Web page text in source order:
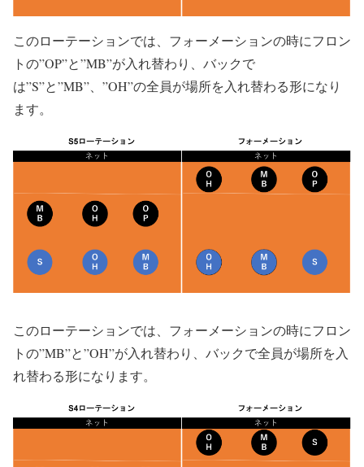
このローテーションでは、フォーメーションの時にフロン
トの”OP”と”MB”が入れ替わり、バックで
は”S”と”MB”、”OH”の全員が場所を入れ替わる形になり
ます。
このローテーションでは、フォーメーションの時にフロン
トの”MB”と”OH”が入れ替わり、バックで全員が場所を入
れ替わる形になります。